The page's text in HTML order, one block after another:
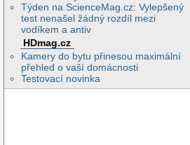
Týden na ScienceMag.cz: Vylepšený
test nenašel žádný rozdíl mezi
vodíkem a antiv
HDmag.cz
Kamery do bytu přinesou maximální
přehled o vaší domácnosti
Testovací novinka